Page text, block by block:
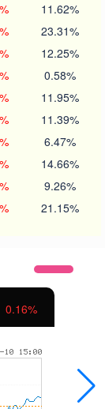
11.62%
23.31%
12.25%
0.58%
11.95%
11.39%
6.47%
14.66%
9.26%
21.15%
-11.37